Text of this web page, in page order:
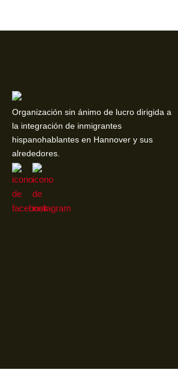
Organización sin ánimo de lucro dirigida a
la integración de inmigrantes
hispanohablantes en Hannover y sus
alrededores.